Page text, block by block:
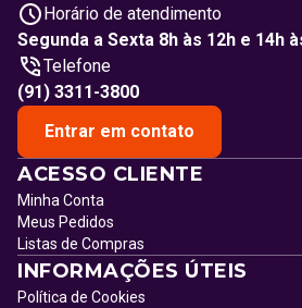
Horário de atendimento
Segunda a Sexta 8h às 12h e 14h
Telefone
(91) 3311-3800
Entrar em contato
ACESSO CLIENTE
Minha Conta
Meus Pedidos
Listas de Compras
INFORMAÇÕES ÚTEIS
Política de Cookies